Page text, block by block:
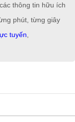
thông tin hữu ích
phút, từng giây
tuyến